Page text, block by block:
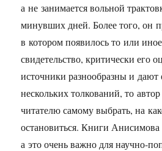
а не занимается вольной
минувших дней. Более того, он
в котором появилось то или
свидетельство, критически его
источники разнообразны и дают
нескольких толкований, то
читателю самому выбрать, на
остановиться. Книги
а это очень важно для научно-